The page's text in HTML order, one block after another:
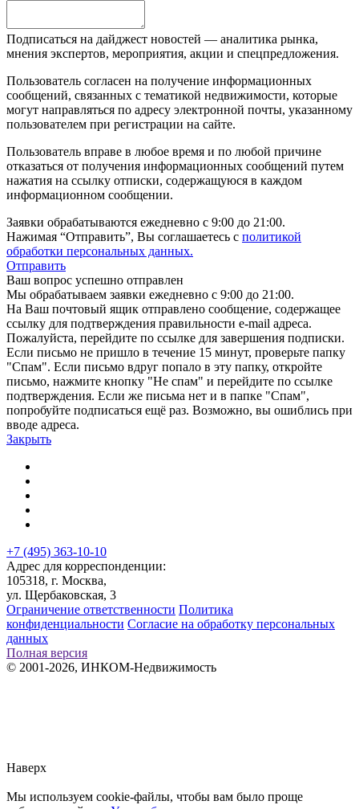
Подписаться на дайджест новостей — аналитика рынка,
мнения экспертов, мероприятия, акции и спецпредложения.
Пользователь согласен на получение информационных
сообщений, связанных с тематикой недвижимости, которые
могут направляться по адресу электронной почты, указанному
пользователем при регистрации на сайте.
Пользователь вправе в любое время и по любой причине
отказаться от получения информационных сообщений путем
нажатия на ссылку отписки, содержащуюся в каждом
информационном сообщении.
Заявки обрабатываются ежедневно с 9:00 до 21:00.
Нажимая “Отправить”, Вы соглашаетесь с политикой
обработки персональных данных.
Отправить
Ваш вопрос успешно отправлен
Мы обрабатываем заявки ежедневно с 9:00 до 21:00.
На Ваш почтовый ящик отправлено сообщение, содержащее
ссылку для подтверждения правильности e-mail адреса.
Пожалуйста, перейдите по ссылке для завершения подписки.
Если письмо не пришло в течение 15 минут, проверьте папку
"Спам". Если письмо вдруг попало в эту папку, откройте
письмо, нажмите кнопку "Не спам" и перейдите по ссылке
подтверждения. Если же письма нет и в папке "Спам",
попробуйте подписаться ещё раз. Возможно, вы ошиблись при
вводе адреса.
Закрыть
+7 (495) 363-10-10
Адрес для корреспонденции:
105318, г. Москва,
ул. Щербаковская, 3
Ограничение ответственности Политика
конфиденциальности Согласие на обработку персональных
данных
Полная версия
© 2001-2026, ИНКОМ-Недвижимость
Наверх
Мы используем cookie-файлы, чтобы вам было проще